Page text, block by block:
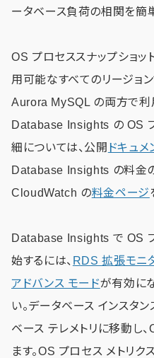
ータベース負荷の相関を簡
OS プロセススナップショ
用可能なすべてのリージョ
Aurora MySQL の両方で利
Database Insights の OS
細については、公開 ドキュメ
Database Insights の料金
CloudWatch の料金ページ
Database Insights で OS
始するには、 RDS 拡張モニ
アドバンス モードが有効に
い。データベース インスタ
ベース テレメトリに移動し
ます。OS プロセス メトリ